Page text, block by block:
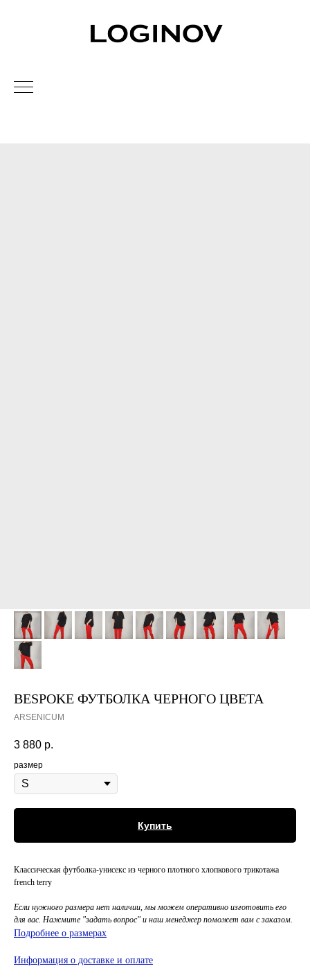
BESPOKE ФУТБОЛКА ЧЕРНОГО ЦВЕТА
ARSENICUM
3 880 р.
размер
Купить
Классическая футболка-унисекс из черного плотного хлопкового трикотажа
french terry
Если нужного размера нет наличии, мы можем оперативно изготовить его
для вас. Нажмите "задать вопрос" и наш менеджер поможет вам с заказом.
Подробнее о размерах
Информация о доставке и оплате